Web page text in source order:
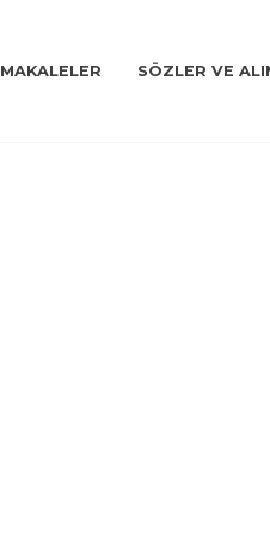
MAKALELER SÖZLER VE